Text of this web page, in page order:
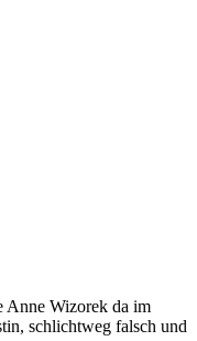
Anne Wizorek da im
schlichtweg falsch und